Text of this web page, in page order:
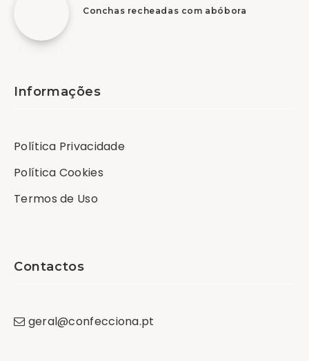
Conchas recheadas com abóbora
Informações
Política Privacidade
Política Cookies
Termos de Uso
Contactos
geral@confecciona.pt